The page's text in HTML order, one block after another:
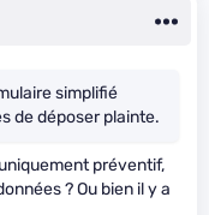
simplifié
de déposer plainte.
préventif,
? Ou bien il y a